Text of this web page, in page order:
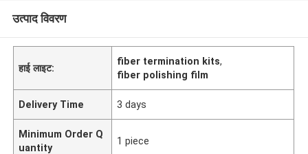
उत्पाद विवरण
हाई लाइट:
fiber termination kits,
fiber polishing film
Delivery Time 3 days
Minimum Order Q
uantity
1 piece